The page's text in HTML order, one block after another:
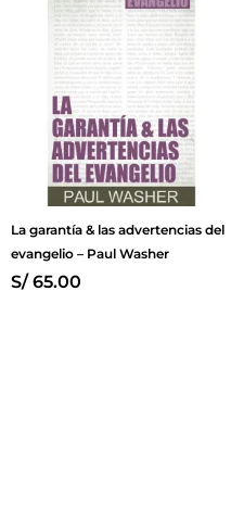
La garantía & las advertencias del
evangelio – Paul Washer
S/65.00